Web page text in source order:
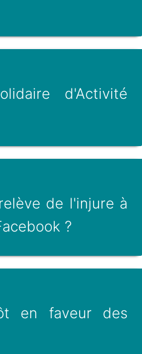
d'Activité
de l'injure à
?
en faveur des